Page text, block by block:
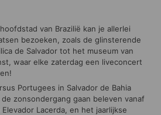
van Brazilië kan je allerlei
bezoeken, zoals de glinsterende
de Salvador tot het museum van
waar elke zaterdag een liveconcert
Portugees in Salvador de Bahia
zonsondergang gaan beleven vanaf
Lacerda, en het jaarlijkse